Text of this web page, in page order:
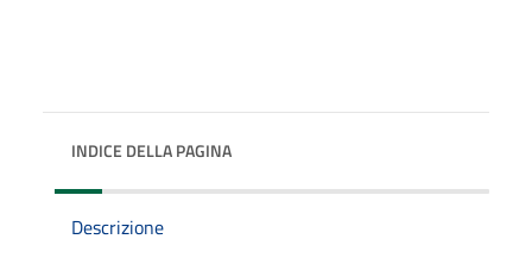
INDICE DELLA PAGINA
Descrizione